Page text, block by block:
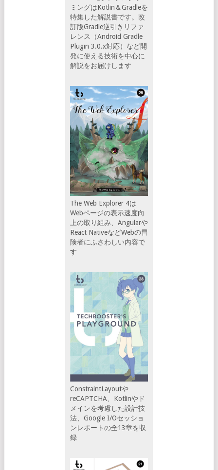
ミングはKotlin＆Gradleを
特集した解説書です。改
訂版Gradle逆引きリファ
レンス（Android Gradle
Plugin 3.0.x対応）など開
発に使える技術を中心に
解説をお届けします
The Web Explorer 4は
Webページの表示速度向
上の取り組み、Angularや
React NativeなどWebの冒
険者にふさわしい内容で
す
ConstraintLayoutや
reCAPTCHA、Kotlinやド
メインを考慮した設計技
法、Google I/Oセッショ
ンレポートの全13章を収
録